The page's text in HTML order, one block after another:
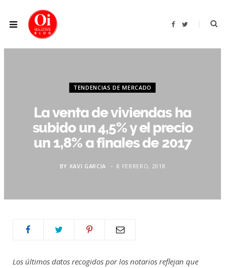
F
b
T
t
TENDENCIAS DE MERCADO
La venta de viviendas ha
subido un 4,5% y el precio
un 1,8% a finales de 2017
BY XAVI GARCIA 8 FEBRERO, 2018
Los últimos datos recogidos por los notarios reflejan que